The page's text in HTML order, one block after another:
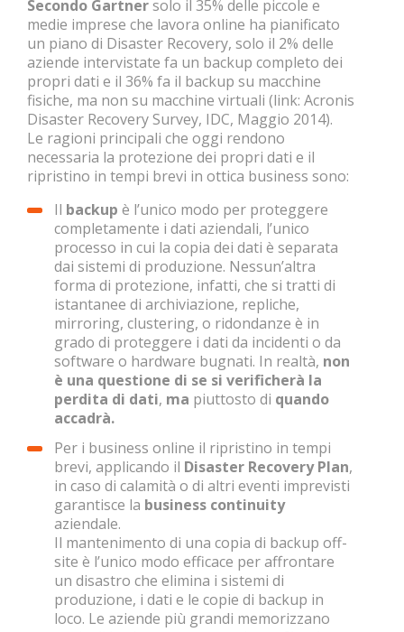
Secondo Gartnersolo il 35% delle piccole e
medie imprese che lavora online ha pianificato
un piano di Disaster Recovery, solo il 2% delle
aziende intervistate fa un backup completo dei
propri dati e il 36% fa il backup su macchine
fisiche, ma non su macchine virtuali (link: Acronis
Disaster Recovery Survey, IDC, Maggio 2014).
Le ragioni principali che oggi rendono
necessaria la protezione dei propri dati e il
ripristino in tempi brevi in ottica business sono:
Il backup è l’unico modo per proteggere
completamente i dati aziendali, l’unico
processo in cui la copia dei dati è separata
dai sistemi di produzione. Nessun’altra
forma di protezione, infatti, che si tratti di
istantanee di archiviazione, repliche,
mirroring, clustering, o ridondanze è in
grado di proteggere i dati da incidenti o da
software o hardware bugnati. In realtà, non
è una questione di se si verificherà la
perdita di dati, ma piuttosto di quando
accadrà.
Per i business online il ripristino in tempi
brevi, applicando il Disaster Recovery Plan,
in caso di calamità o di altri eventi imprevisti
garantisce la business continuity
aziendale.
Il mantenimento di una copia di backup off-
site è l’unico modo efficace per affrontare
un disastro che elimina i sistemi di
produzione, i dati e le copie di backup in
loco. Le aziende più grandi memorizzano